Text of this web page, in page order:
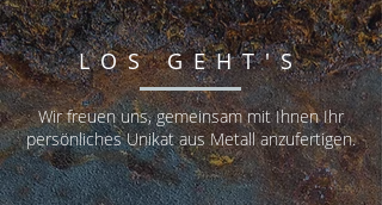
LOS GEHT'S
Wir freuen uns, gemeinsam mit Ihnen Ihr
persönliches Unikat aus Metall anzufertigen.